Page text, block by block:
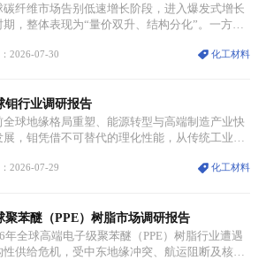
与产能、中国主导消费与技术、工艺向低碳湿法
、再生镍加速补位”的全新格局。
碳纤维市场告别低速增长阶段，进入爆发式增长
期，整体表现为“量价双升、结构分化”。一方面
扩张；另一方面产品、需求、应用场景呈现明显
模扩张，高附加值领域与规模化工业应用形成两
立增长体系。
2026-07-30 化工材料
钼行业调研报告
全球地缘格局重塑、能源转型与高端制造产业快
展，钼凭借不可替代的理化性能，从传统工业金
局重构、价值体系重估的新阶段。钼是典型难熔
传统工业、高端制造、军工、新能源等多个核心
，成为现代工业体系中不可或缺的基础材料。
2026-07-29 化工材料
聚苯醚（PPE）树脂市场调研报告
年全球高端电子级聚苯醚（PPE）树脂行业遭遇
性供给危机，受中东地缘冲突、航运阻断及核心